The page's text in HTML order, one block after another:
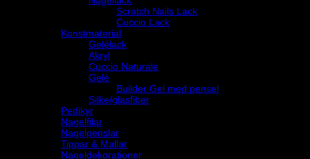
Scratch Nails Lack
Cuccio Lack
Konstmaterial
Gelélack
Akryl
Cuccio Naturale
Gelé
Builder Gel med pensel
Silke/glasfiber
Pedikyr
Nagelfilar
Nagelpenslar
Tippar & Mallar
Nageldekorationer